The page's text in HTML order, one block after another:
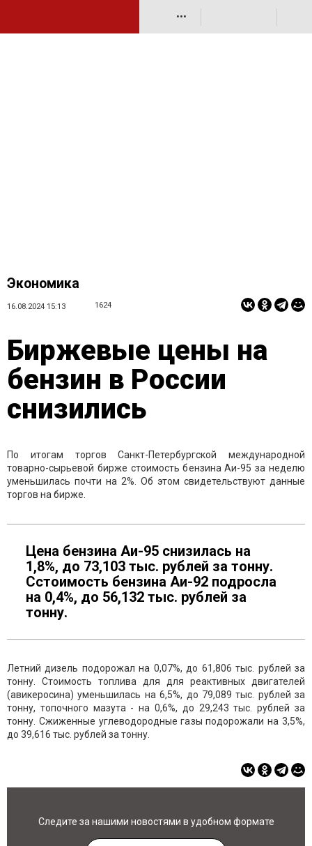
•••
Экономика
16.08.2024 15:13 1624
Биржевые цены на
бензин в России
снизились
По итогам торгов Санкт-Петербургской международной
товарно-сырьевой бирже стоимость бензина Аи-95 за неделю
уменьшилась почти на 2%. Об этом свидетельствуют данные
торгов на бирже.
Цена бензина Аи-95 снизилась на
1,8%, до 73,103 тыс. рублей за тонну.
Сстоимость бензина Аи-92 подросла
на 0,4%, до 56,132 тыс. рублей за
тонну.
Летний дизель подорожал на 0,07%, до 61,806 тыс. рублей за
тонну. Стоимость топлива для для реактивных двигателей
(авикеросина) уменьшилась на 6,5%, до 79,089 тыс. рублей за
тонну, топочного мазута - на 0,6%, до 29,243 тыс. рублей за
тонну. Сжиженные углеводородные газы подорожали на 3,5%,
до 39,616 тыс. рублей за тонну.
Следите за нашими новостями в удобном формате